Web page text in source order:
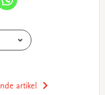
artikel